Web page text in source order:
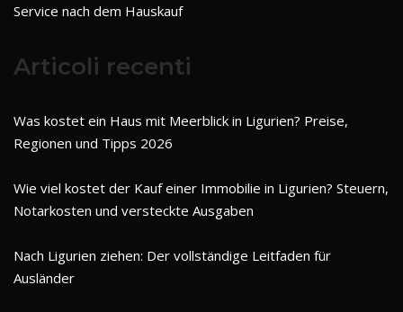
Service nach dem Hauskauf
Articoli recenti
Was kostet ein Haus mit Meerblick in Ligurien? Preise,
Regionen und Tipps 2026
Wie viel kostet der Kauf einer Immobilie in Ligurien? Steuern,
Notarkosten und versteckte Ausgaben
Nach Ligurien ziehen: Der vollständige Leitfaden für
Ausländer